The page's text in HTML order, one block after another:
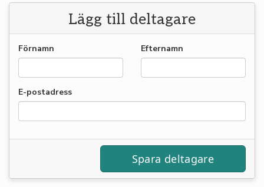
Lägg till deltagare
Förnamn Efternamn
E-postadress